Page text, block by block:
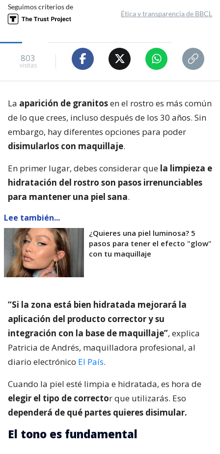
Seguimos criterios de
Ética y transparencia de BBCL
803
visitas
La aparición de granitosen el rostro es más común
de lo que crees, incluso después de los 30 años. Sin
embargo, hay diferentes opciones para poder
disimularlos con maquillaje.
En primer lugar, debes considerar que la limpieza e
hidratación del rostro son pasos irrenunciables
para mantener una piel sana.
Lee también...
¿Quieres una piel luminosa? 5
pasos para tener el efecto "glow"
con tu maquillaje
“Si la zona está bien hidratada mejorará la
aplicación del producto corrector y su
integración con la base de maquillaje”, explica
Patricia de Andrés, maquilladora profesional, al
diario electrónico El País.
Cuando la piel esté limpia e hidratada, es hora de
elegir el tipo de corrector que utilizarás. Eso
dependerá de qué partes quieres disimular.
El tono es fundamental